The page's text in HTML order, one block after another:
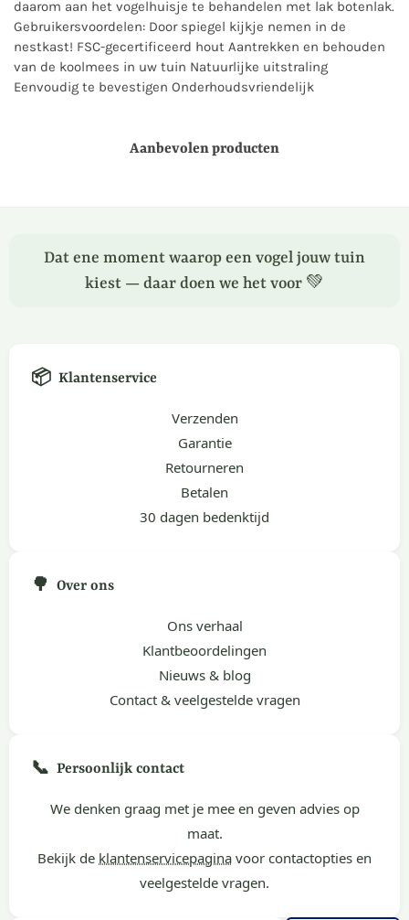
daarom aan het vogelhuisje te behandelen met lak botenlak.
Gebruikersvoordelen: Door spiegel kijkje nemen in de
nestkast! FSC-gecertificeerd hout Aantrekken en behouden
van de koolmees in uw tuin Natuurlijke uitstraling
Eenvoudig te bevestigen Onderhoudsvriendelijk
Aanbevolen producten
Dat ene moment waarop een vogel jouw tuin
kiest — daar doen we het voor 💚
📦 Klantenservice
Verzenden
Garantie
Retourneren
Betalen
30 dagen bedenktijd
🌳 Over ons
Ons verhaal
Klantbeoordelingen
Nieuws & blog
Contact & veelgestelde vragen
📞 Persoonlijk contact
We denken graag met je mee en geven advies op
maat.
Bekijk de klantenservicepagina voor contactopties en
veelgestelde vragen.